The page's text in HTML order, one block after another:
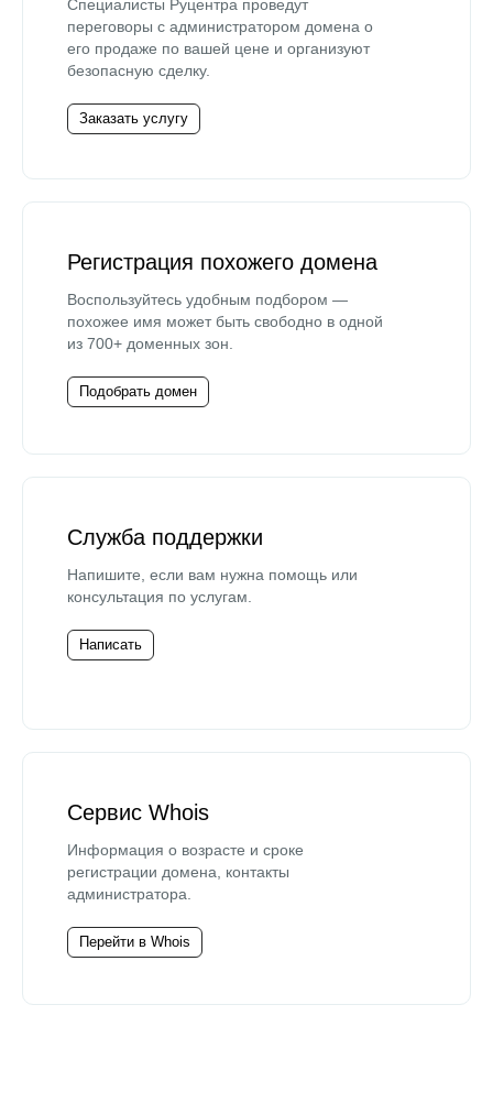
Специалисты Руцентра проведут
переговоры с администратором домена о
его продаже по вашей цене и организуют
безопасную сделку.
Заказать услугу
Регистрация похожего домена
Воспользуйтесь удобным подбором —
похожее имя может быть свободно в одной
из 700+ доменных зон.
Подобрать домен
Служба поддержки
Напишите, если вам нужна помощь или
консультация по услугам.
Написать
Сервис Whois
Информация о возрасте и сроке
регистрации домена, контакты
администратора.
Перейти в Whois